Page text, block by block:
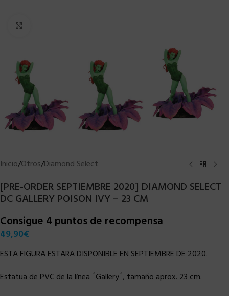
Inicio/Otros/Diamond Select
[PRE-ORDER SEPTIEMBRE 2020] DIAMOND SELECT
DC GALLERY POISON IVY – 23 CM
Consigue 4 puntos de recompensa
49,90€
ESTA FIGURA ESTARA DISPONIBLE EN SEPTIEMBRE DE 2020.
Estatua de PVC de la línea ´Gallery´, tamaño aprox. 23 cm.